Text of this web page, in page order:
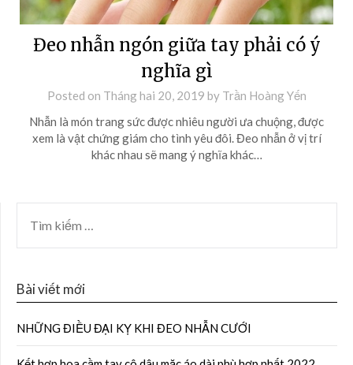
Đeo nhẫn ngón giữa tay phải có ý
nghĩa gì
Posted on Tháng hai 20, 2019 by Trần Hoàng Yến
Nhẫn là món trang sức được nhiêu người ưa chuộng, được
xem là vật chứng giám cho tình yêu đôi. Đeo nhẫn ở vị trí
khác nhau sẽ mang ý nghĩa khác…
Bài viết mới
NHỮNG ĐIỀU ĐẠI KỴ KHI ĐEO NHẪN CƯỚI